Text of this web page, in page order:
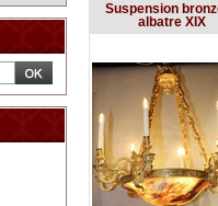
Suspension
albatre XIX